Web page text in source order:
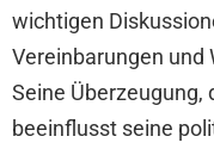
wichtigen
Vereinbarungen
Seine Überzeugung,
beeinflusst seine